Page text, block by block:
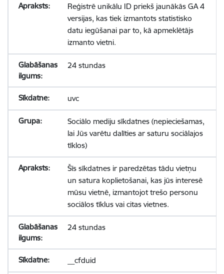
Reģistrē unikālu ID priekš jaunākās GA 4
versijas, kas tiek izmantots statistisko
datu iegūšanai par to, kā apmeklētājs
izmanto vietni.
24 stundas
uvc
Sociālo mediju sīkdatnes (nepieciešamas,
lai Jūs varētu dalīties ar saturu sociālajos
tīklos)
Šīs sīkdatnes ir paredzētas tādu vietņu
un satura koplietošanai, kas jūs interesē
mūsu vietnē, izmantojot trešo personu
sociālos tīklus vai citas vietnes.
24 stundas
__cfduid